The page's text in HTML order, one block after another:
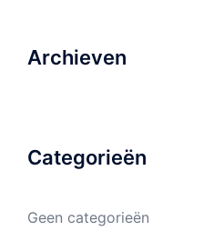
Archieven
Categorieën
Geen categorieën